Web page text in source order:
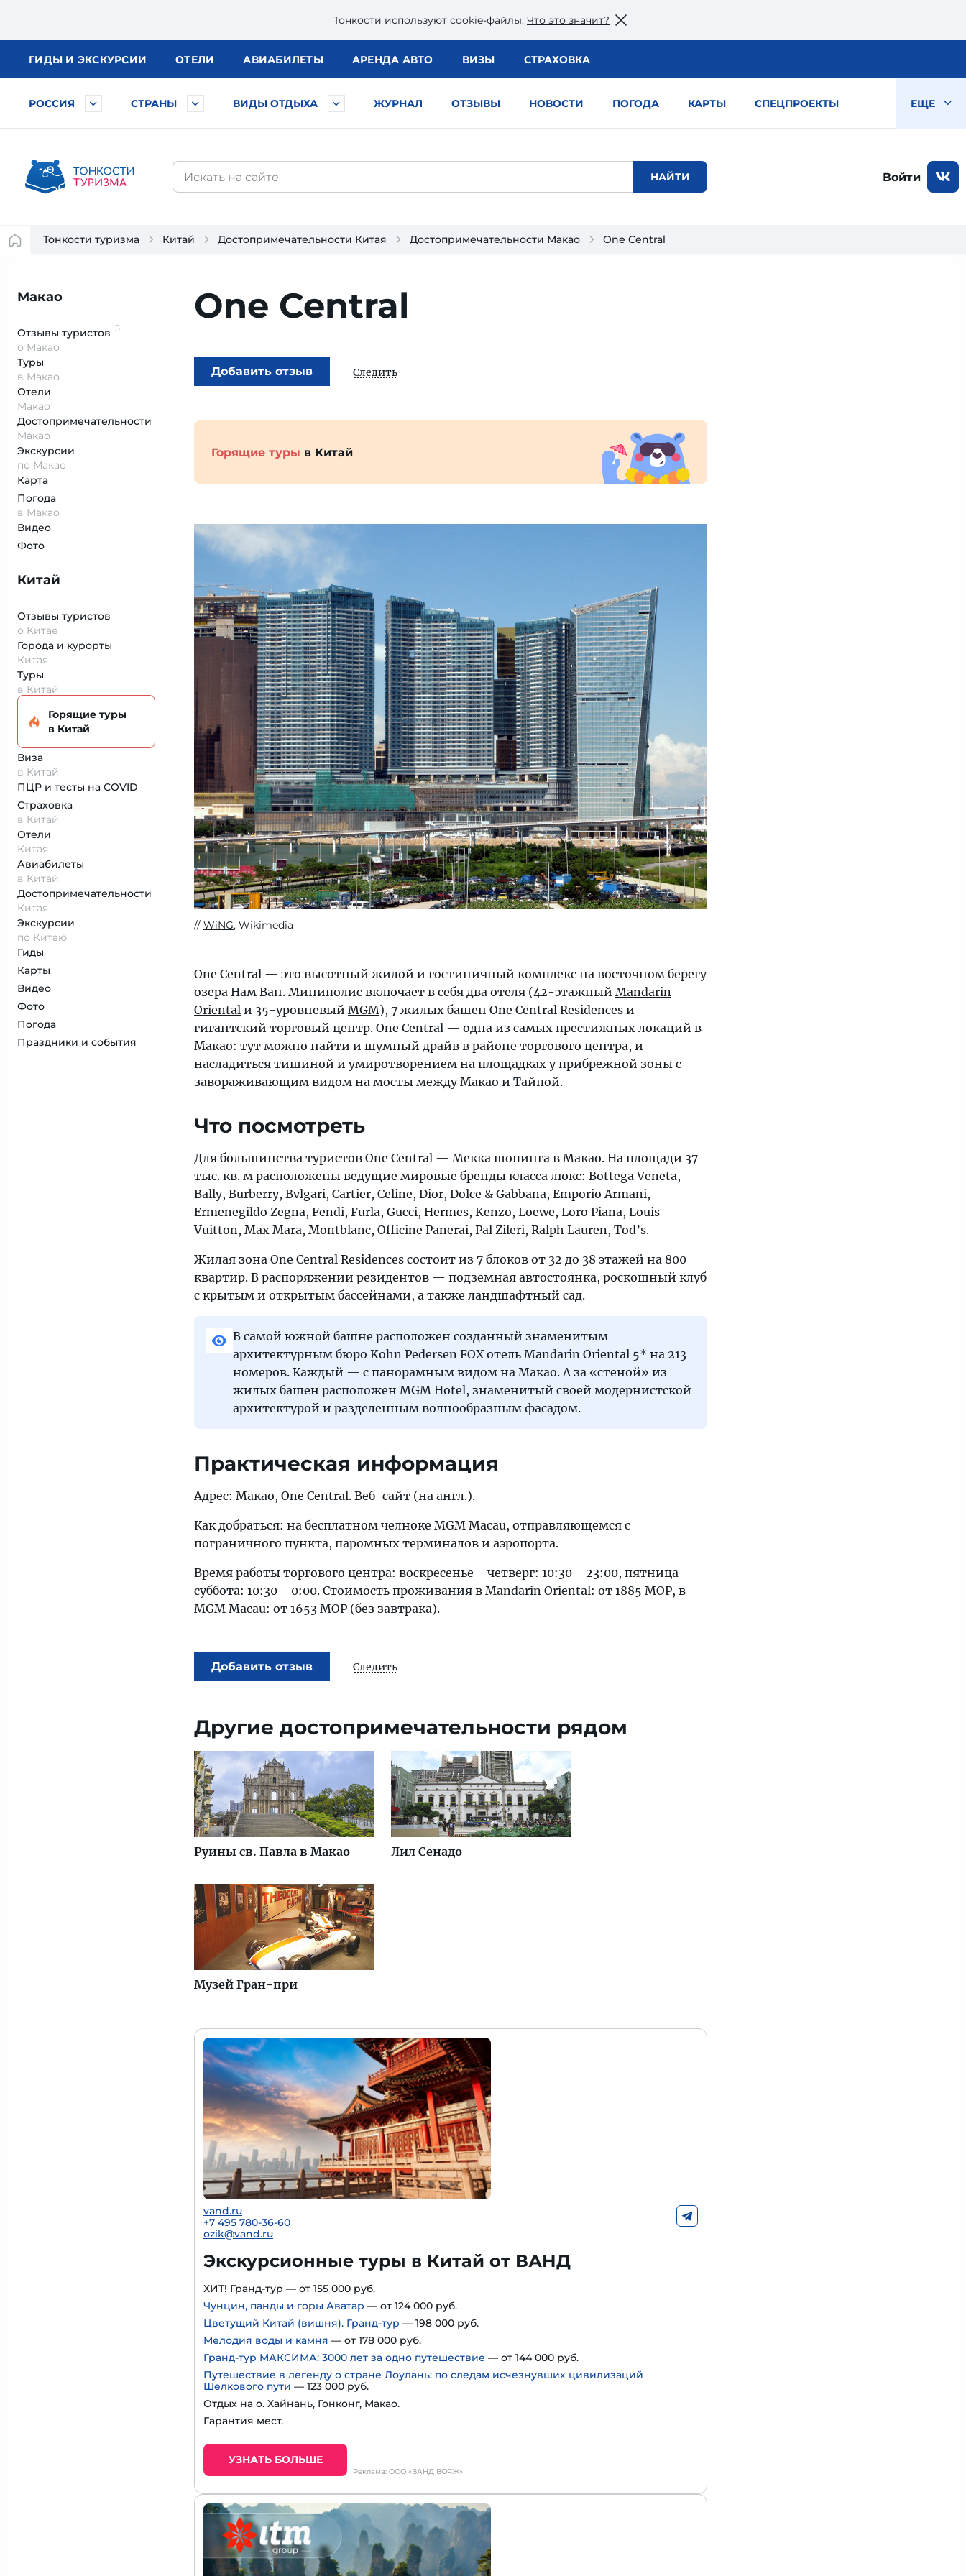
Тонкости используют сookie-файлы. Что это значит?
ГИДЫ И ЭКСКУРСИИ ОТЕЛИ АВИАБИЛЕТЫ АРЕНДА АВТО ВИЗЫ СТРАХОВКА
РОССИЯ СТРАНЫ ВИДЫ ОТДЫХА ЖУРНАЛ ОТЗЫВЫ НОВОСТИ ПОГОДА КАРТЫ СПЕЦПРОЕКТЫ ЕЩЕ
Войти
Тонкости туризма Китай Достопримечательности Китая Достопримечательности Макао One Central
Макао
Отзывы туристов 5
о Макао
Туры
в Макао
Отели
Макао
Достопримеча­тельности
Макао
Экскурсии
по Макао
Карта
Погода
в Макао
Видео
Фото
Китай
Отзывы туристов
о Китае
Города и курорты
Китая
Туры
в Китай
Горящие туры
в Китай
Виза
в Китай
ПЦР и тесты на COVID
Страховка
в Китай
Отели
Китая
Авиабилеты
в Китай
Достопримеча­тельности
Китая
Экскурсии
по Китаю
Гиды
Карты
Видео
Фото
Погода
Праздники и события
One Central
Добавить отзыв Следить
Горящие туры в Китай
WiNG, Wikimedia
One Central — это высотный жилой и гостиничный комплекс на восточном берегу
озера Нам Ван. Миниполис включает в себя два отеля (42-этажный Mandarin
Oriental и 35-уровневый MGM), 7 жилых башен One Central Residences и
гигантский торговый центр. One Central — одна из самых престижных локаций в
Макао: тут можно найти и шумный драйв в районе торгового центра, и
насладиться тишиной и умиротворением на площадках у прибрежной зоны с
завораживающим видом на мосты между Макао и Тайпой.
Что посмотреть
Для большинства туристов One Central — Мекка шопинга в Макао. На площади 37
тыс. кв. м расположены ведущие мировые бренды класса люкс: Bottega Veneta,
Bally, Burberry, Bvlgari, Cartier, Celine, Dior, Dolce & Gabbana, Emporio Armani,
Ermenegildo Zegna, Fendi, Furla, Gucci, Hermes, Kenzo, Loewe, Loro Piana, Louis
Vuitton, Max Mara, Montblanc, Officine Panerai, Pal Zileri, Ralph Lauren, Tod’s.
Жилая зона One Central Residences состоит из 7 блоков от 32 до 38 этажей на 800
квартир. В распоряжении резидентов — подземная автостоянка, роскошный клуб
с крытым и открытым бассейнами, а также ландшафтный сад.
В самой южной башне расположен созданный знаменитым
архитектурным бюро Kohn Pedersen FOX отель Mandarin Oriental 5* на 213
номеров. Каждый — с панорамным видом на Макао. А за «стеной» из
жилых башен расположен MGM Hotel, знаменитый своей модернистской
архитектурой и разделенным волнообразным фасадом.
Практическая информация
Адрес: Макао, One Central. Веб-сайт (на англ.).
Как добраться: на бесплатном челноке MGM Macau, отправляющемся с
пограничного пункта, паромных терминалов и аэропорта.
Время работы торгового центра: воскресенье—четверг: 10:30—23:00, пятница—
суббота: 10:30—0:00. Стоимость проживания в Mandarin Oriental: от 1885 MOP, в
MGM Macau: от 1653 MOP (без завтрака).
Добавить отзыв Следить
Другие достопримечательности рядом
Руины св. Павла в Макао Лил Сенадо
Музей Гран-при
vand.ru
+7 495 780-36-60
ozik@vand.ru
Экскурсионные туры в Китай от ВАНД
ХИТ! Гранд-тур — от 155 000 руб.
Чунцин, панды и горы Аватар — от 124 000 руб.
Цветущий Китай (вишня). Гранд-тур — 198 000 руб.
Мелодия воды и камня — от 178 000 руб.
Гранд-тур МАКСИМА: 3000 лет за одно путешествие — от 144 000 руб.
Путешествие в легенду о стране Лоулань: по следам исчезнувших цивилизаций
Шелкового пути — 123 000 руб.
Отдых на о. Хайнань, Гонконг, Макао.
Гарантия мест.
УЗНАТЬ БОЛЬШЕ
Реклама: ООО «ВАНД ВОЯЖ»